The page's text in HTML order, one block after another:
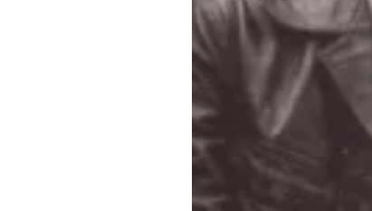
Реестр туроператоров
Реестр туристических
Обращения граждан
Противодействие коррупции